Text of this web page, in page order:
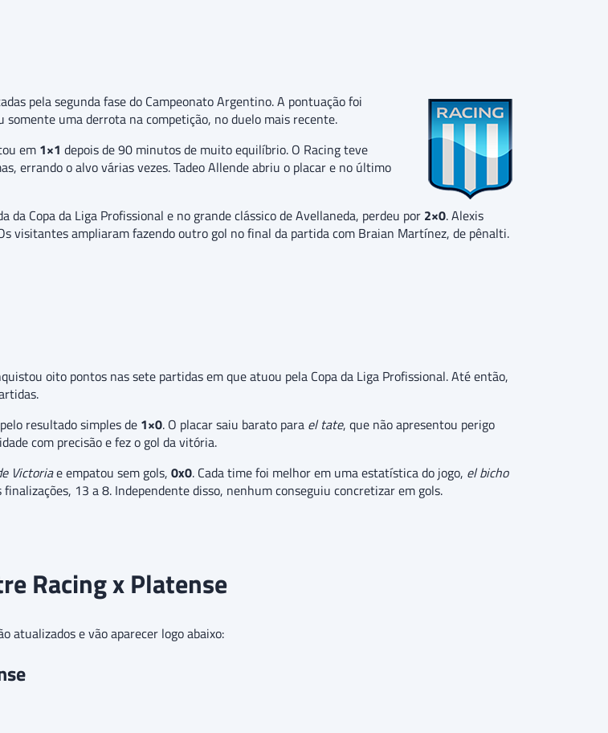
pela segunda fase do Campeonato Argentino. A pontuação foi
uma derrota na competição, no duelo mais recente.
em 1×1 depois de 90 minutos de muito equilíbrio. O Racing teve
errando o alvo várias vezes. Tadeo Allende abriu o placar e no último
da Copa da Liga Profissional e no grande clássico de Avellaneda, perdeu por 2×0. Alexis
visitantes ampliaram fazendo outro gol no final da partida com Braian Martínez, de pênalti.
oito pontos nas sete partidas em que atuou pela Copa da Liga Profissional. Até então,
resultado simples de 1×0. O placar saiu barato para el tate, que não apresentou perigo
com precisão e fez o gol da vitória.
Victoriae empatou sem gols, 0x0. Cada time foi melhor em uma estatística do jogo, el bicho
13 a 8. Independente disso, nenhum conseguiu concretizar em gols.
Racing x Platense
atualizados e vão aparecer logo abaixo: